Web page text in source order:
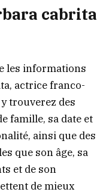
cabrita
les informations
actrice franco-
trouverez des
famille, sa date et
ainsi que des
que son âge, sa
et de son
de mieux